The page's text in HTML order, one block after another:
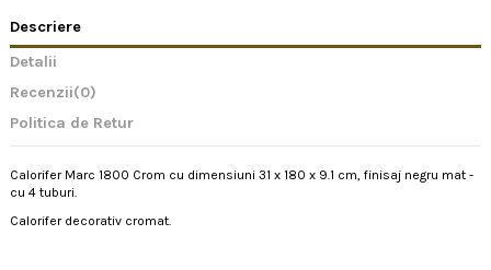
Descriere
Detalii
Recenzii(0)
Politica de Retur
Calorifer Marc 1800 Crom cu dimensiuni 31 x 180 x 9.1 cm, finisaj negru mat -
cu 4 tuburi.
Calorifer decorativ cromat.